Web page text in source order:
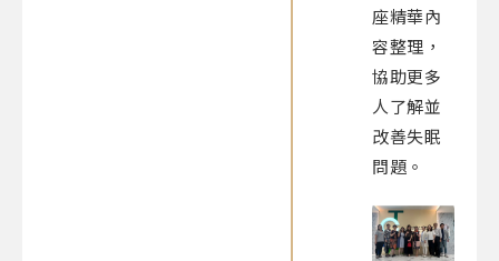
座精華內
容整理，
協助更多
人了解並
改善失眠
問題。